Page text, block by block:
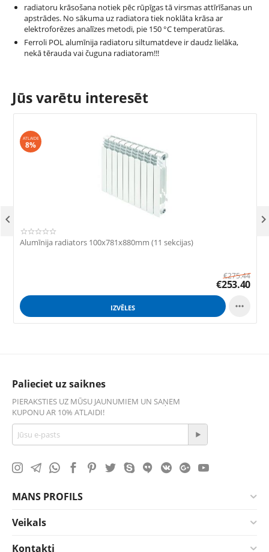
radiatoru krāsošana notiek pēc rūpīgas tā virsmas attīrīšanas un
apstrādes. No sākuma uz radiatora tiek noklāta krāsa ar
elektroforēzes analīzes metodi, pie 150 °С temperatūras.
Ferroli POL alumīnija radiatoru siltumatdeve ir daudz lielāka,
nekā tērauda vai čuguna radiatoram!!!
Jūs varētu interesēt
ATLAIDE
8%
Alumīnija radiators 100x781x880mm (11 sekcijas)
€275.44
€253.40
IZVĒLES 

Palieciet uz saiknes
PIERAKSTIES UZ MŪSU JAUNUMIEM UN SAŅEM
KUPONU AR 10% ATLAIDI!
MANS PROFILS
Veikals
Kontakti